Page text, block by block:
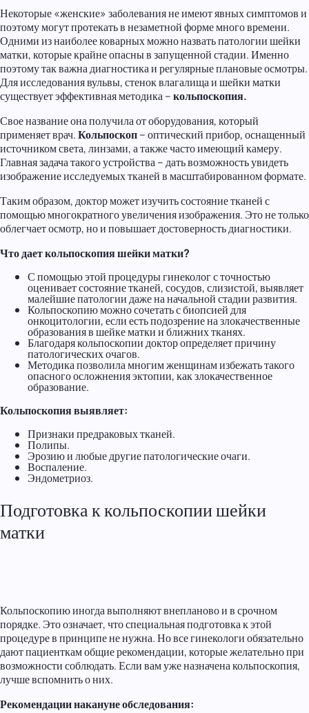
Некоторые «женские» заболевания не имеют явных симптомов и
поэтому могут протекать в незаметной форме много времени.
Одними из наиболее коварных можно назвать патологии шейки
матки, которые крайне опасны в запущенной стадии. Именно
поэтому так важна диагностика и регулярные плановые осмотры.
Для исследования вульвы, стенок влагалища и шейки матки
существует эффективная методика –кольпоскопия.
Свое название она получила от оборудования, который
применяет врач.Кольпоскоп– оптический прибор, оснащенный
источником света, линзами, а также часто имеющий камеру.
Главная задача такого устройства – дать возможность увидеть
изображение исследуемых тканей в масштабированном формате.
Таким образом, доктор может изучить состояние тканей с
помощью многократного увеличения изображения. Это не только
облегчает осмотр, но и повышает достоверность диагностики.
Что дает кольпоскопия шейки матки?
С помощью этой процедуры гинеколог с точностью
оценивает состояние тканей, сосудов, слизистой, выявляет
малейшие патологии даже на начальной стадии развития.
Кольпоскопию можно сочетать с биопсией для
онкоцитологии, если есть подозрение на злокачественные
образования в шейке матки и ближних тканях.
Благодаря кольпоскопии доктор определяет причину
патологических очагов.
Методика позволила многим женщинам избежать такого
опасного осложнения эктопии, как злокачественное
образование.
Кольпоскопия выявляет:
Признаки предраковых тканей.
Полипы.
Эрозию и любые другие патологические очаги.
Воспаление.
Эндометриоз.
Подготовка к кольпоскопии шейки
матки
Кольпоскопию иногда выполняют внепланово и в срочном
порядке. Это означает, что специальная подготовка к этой
процедуре в принципе не нужна. Но все гинекологи обязательно
дают пациенткам общие рекомендации, которые желательно при
возможности соблюдать. Если вам уже назначена кольпоскопия,
лучше вспомнить о них.
Рекомендации накануне обследования: